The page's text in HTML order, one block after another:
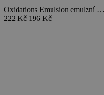
Oxidations Emulsion emulzní …
222 Kč 196 Kč